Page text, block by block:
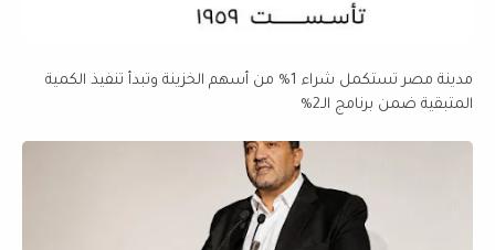
مدينة مصر تستكمل شراء 1% من أسهم الخزينة وتبدأ تنفيذ الكمية
المتبقية ضمن برنامج الـ2%